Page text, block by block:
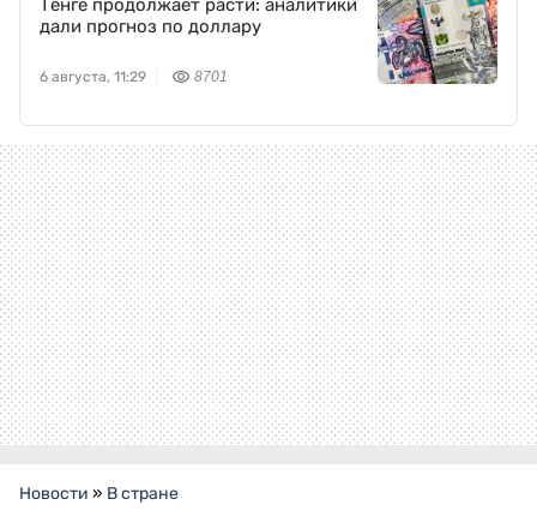
Тенге продолжает расти: аналитики
дали прогноз по доллару
6 августа, 11:29 8701
Новости » В стране